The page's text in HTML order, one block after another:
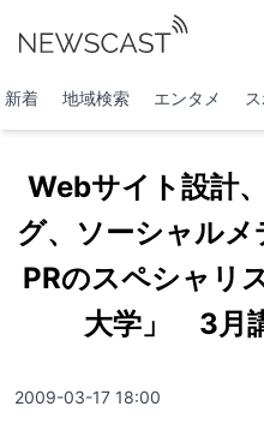
新着 地域検索 エンタメ
Webサイト設計
グ、ソーシャル
PRのスペシャリ
大学」 3月
2009-03-17 18:00